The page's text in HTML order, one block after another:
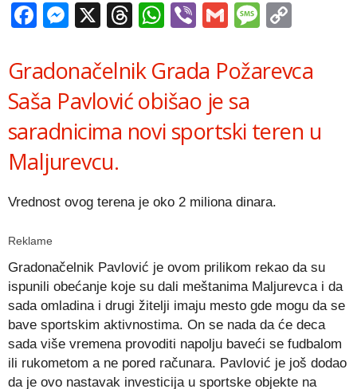
Facebook
Messenger
X Threads
WhatsApp
ViberGmail
Gradonačelnik Grada Požarevca
Saša Pavlović obišao je sa
saradnicima novi sportski teren u
Maljurevcu.
Vrednost ovog terena je oko 2 miliona dinara.
Reklame
Gradonačelnik Pavlović je ovom prilikom rekao da su
ispunili obećanje koje su dali meštanima Maljurevca i da
sada omladina i drugi žitelji imaju mesto gde mogu da se
bave sportskim aktivnostima. On se nada da će deca
sada više vremena provoditi napolju baveći se fudbalom
ili rukometom a ne pored računara. Pavlović je još dodao
da je ovo nastavak investicija u sportske objekte na